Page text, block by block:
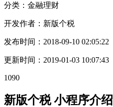
分类：金融理财
开发作者： 新版个税
发布时间： 2018-09-10 02:05:22
更新时间： 2019-01-03 10:07:43
1090
新版个税 小程序介绍